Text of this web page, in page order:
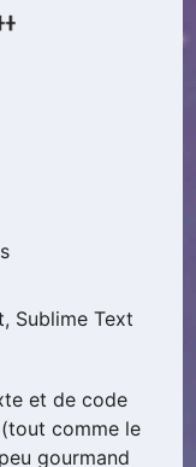
Sublime Text
et de code
comme le
gourmand